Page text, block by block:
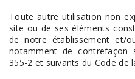
Toute autre utilisation non
site ou de ses éléments
de notre établissement et/
notamment de contrefaçon
355-2 et suivants du Code de